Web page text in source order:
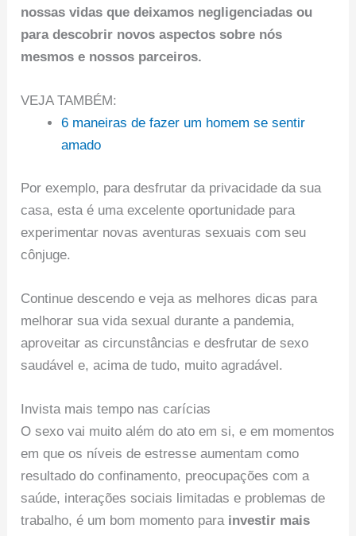
nossas vidas que deixamos negligenciadas ou
para descobrir novos aspectos sobre nós
mesmos e nossos parceiros.
VEJA TAMBÉM:
6 maneiras de fazer um homem se sentir
amado
Por exemplo, para desfrutar da privacidade da sua
casa, esta é uma excelente oportunidade para
experimentar novas aventuras sexuais com seu
cônjuge.
Continue descendo e veja as melhores dicas para
melhorar sua vida sexual durante a pandemia,
aproveitar as circunstâncias e desfrutar de sexo
saudável e, acima de tudo, muito agradável.
Invista mais tempo nas carícias
O sexo vai muito além do ato em si, e em momentos
em que os níveis de estresse aumentam como
resultado do confinamento, preocupações com a
saúde, interações sociais limitadas e problemas de
trabalho, é um bom momento para investir mais